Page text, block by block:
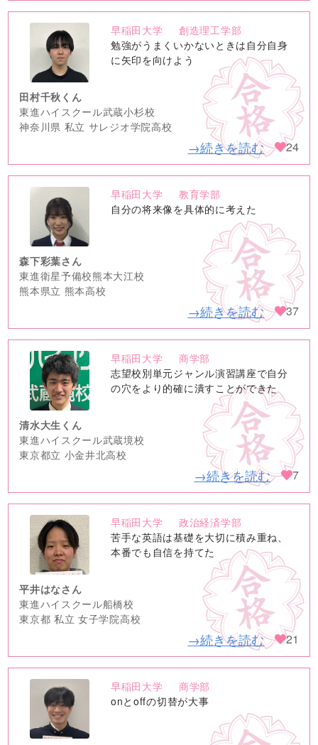
no
image
早稲田大学
創造理工学部
勉強がうまくいかないときは自分自身
に矢印を向けよう
田村千秋くん
東進ハイスクール武蔵小杉校
神奈川県 私立 サレジオ学院高校
→続きを読む 24
no
image
早稲田大学
教育学部
自分の将来像を具体的に考えた
森下彩葉さん
東進衛星予備校熊本大江校
熊本県立 熊本高校
→続きを読む 37
no
image
早稲田大学
商学部
志望校別単元ジャンル演習講座で自分
の穴をより的確に潰すことができた
清水大生くん
東進ハイスクール武蔵境校
東京都立 小金井北高校
→続きを読む 7
no
image
早稲田大学
政治経済学部
苦手な英語は基礎を大切に積み重ね、
本番でも自信を持てた
平井はなさん
東進ハイスクール船橋校
東京都 私立 女子学院高校
→続きを読む 21
no
image
早稲田大学
商学部
onとoffの切替が大事